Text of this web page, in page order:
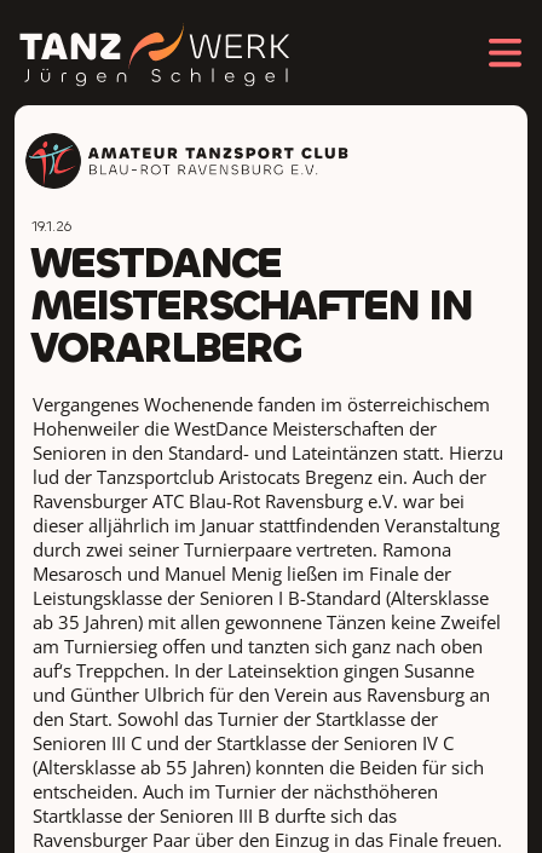
19.1.26
WESTDANCE
MEISTERSCHAFTEN IN
VORARLBERG
Vergangenes Wochenende fanden im österreichischem
Hohenweiler die WestDance Meisterschaften der
Senioren in den Standard- und Lateintänzen statt. Hierzu
lud der Tanzsportclub Aristocats Bregenz ein. Auch der
Ravensburger ATC Blau-Rot Ravensburg e.V. war bei
dieser alljährlich im Januar stattfindenden Veranstaltung
durch zwei seiner Turnierpaare vertreten. Ramona
Mesarosch und Manuel Menig ließen im Finale der
Leistungsklasse der Senioren I B-Standard (Altersklasse
ab 35 Jahren) mit allen gewonnene Tänzen keine Zweifel
am Turniersieg offen und tanzten sich ganz nach oben
auf‘s Treppchen. In der Lateinsektion gingen Susanne
und Günther Ulbrich für den Verein aus Ravensburg an
den Start. Sowohl das Turnier der Startklasse der
Senioren III C und der Startklasse der Senioren IV C
(Altersklasse ab 55 Jahren) konnten die Beiden für sich
entscheiden. Auch im Turnier der nächsthöheren
Startklasse der Senioren III B durfte sich das
Ravensburger Paar über den Einzug in das Finale freuen.